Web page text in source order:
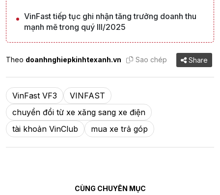
VinFast tiếp tục ghi nhận tăng trưởng doanh thu
mạnh mẽ trong quý III/2025
Theo doanhnghiepkinhtexanh.vn Sao chép Share
VinFast VF3
VINFAST
chuyển đổi từ xe xăng sang xe điện
tài khoản VinClub
mua xe trả góp
CÙNG CHUYÊN MỤC